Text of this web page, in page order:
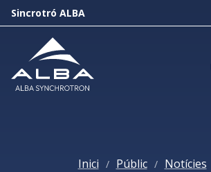
Sincrotró ALBA
Inici / Públic / Notícies